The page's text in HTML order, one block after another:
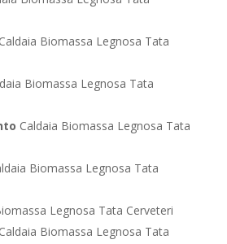
Caldaia Biomassa Legnosa Tata
Biomassa Legnosa Tata
Caldaia Biomassa Legnosa Tata
Biomassa Legnosa Tata
Legnosa Tata Cerveteri
Caldaia Biomassa Legnosa Tata